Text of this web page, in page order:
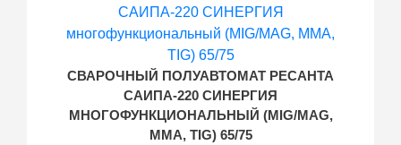
СВАРОЧНЫЙ ПОЛУАВТОМАТ РЕСАНТА
САИПА-220 СИНЕРГИЯ
МНОГОФУНКЦИОНАЛЬНЫЙ (MIG/MAG,
MMA, TIG) 65/75